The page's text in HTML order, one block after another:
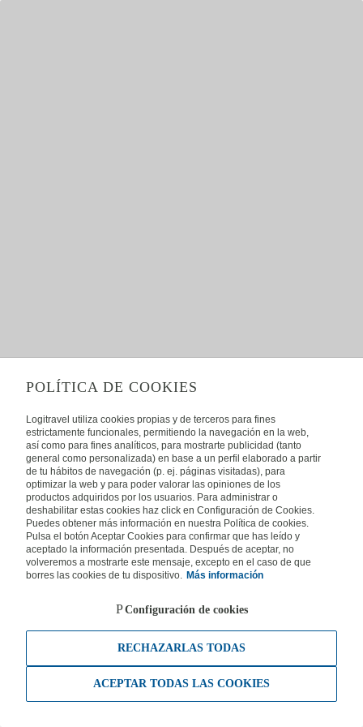
POLÍTICA DE COOKIES
Logitravel utiliza cookies propias y de terceros para fines
estrictamente funcionales, permitiendo la navegación en la web,
así como para fines analíticos, para mostrarte publicidad (tanto
general como personalizada) en base a un perfil elaborado a partir
de tu hábitos de navegación (p. ej. páginas visitadas), para
optimizar la web y para poder valorar las opiniones de los
productos adquiridos por los usuarios. Para administrar o
deshabilitar estas cookies haz click en Configuración de Cookies.
Puedes obtener más información en nuestra Política de cookies.
Pulsa el botón Aceptar Cookies para confirmar que has leído y
aceptado la información presentada. Después de aceptar, no
volveremos a mostrarte este mensaje, excepto en el caso de que
borres las cookies de tu dispositivo. Más información
Configuración de cookies
RECHAZARLAS TODAS
ACEPTAR TODAS LAS COOKIES